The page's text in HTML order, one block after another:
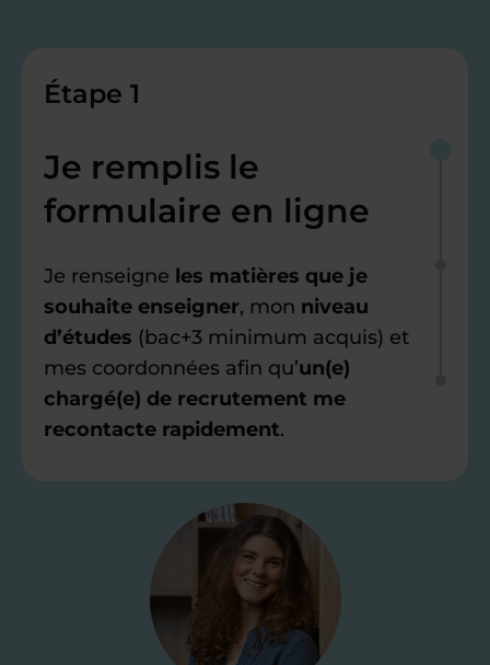
Étape 1
Je remplis le
formulaire en ligne
Je renseigne les matières que je
souhaite enseigner, mon niveau
d’études (bac+3 minimum acquis) et
mes coordonnées afin qu’un(e)
chargé(e) de recrutement me
recontacte rapidement.
Je valide ma
candidature